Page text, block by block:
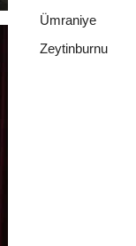
Ümraniye
Zeytinburnu